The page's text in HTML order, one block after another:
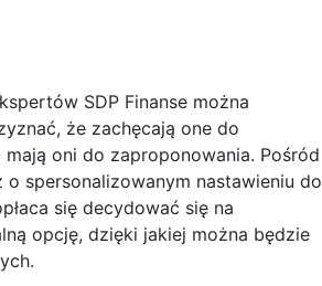
SDP Finanse można
że zachęcają one do
oni do zaproponowania. Pośród
spersonalizowanym nastawieniu do
się decydować się na
opcję, dzięki jakiej można będzie